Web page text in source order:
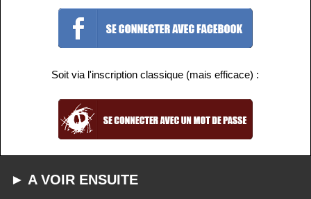
Soit via l'inscription classique (mais efficace) :
► A VOIR ENSUITE